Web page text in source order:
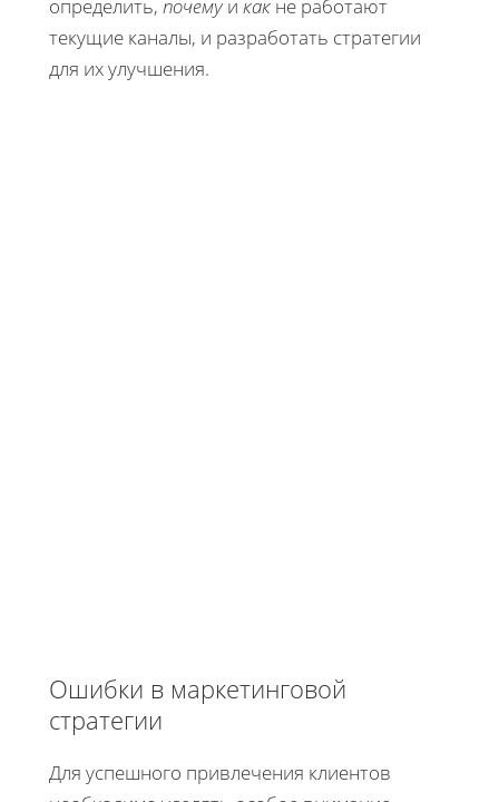
определить, почемуи как не работают
текущие каналы, и разработать стратегии
для их улучшения.
Ошибки в маркетинговой
стратегии
Для успешного привлечения клиентов